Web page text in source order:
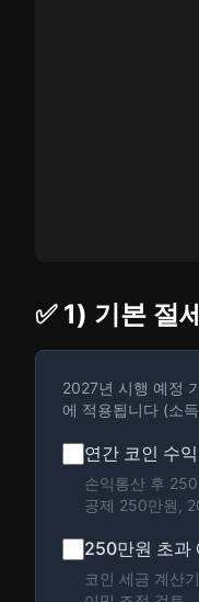
✅ 1) 기본 절
2027년 시행 예정
에 적용됩니다 (소
연간 코인 수
손익통산 후
공제 250만원,
250만원 초과
코인 세금 계산